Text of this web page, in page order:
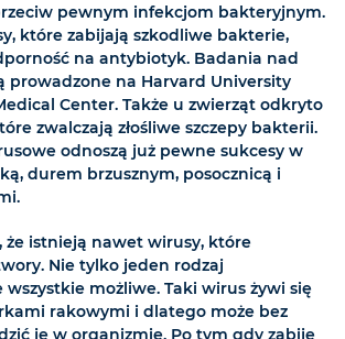
pewnym infekcjom bakteryjnym.
które zabijają szkodliwe bakterie,
na antybiotyk. Badania nad
prowadzone na Harvard University
Center. Także u zwierząt odkryto
zwalczają złośliwe szczepy bakterii.
odnoszą już pewne sukcesy w
durem brzusznym, posocznicą i
że istnieją nawet wirusy, które
Nie tylko jeden rodzaj
możliwe. Taki wirus żywi się
rakowymi i dlatego może bez
je w organizmie. Po tym gdy zabije